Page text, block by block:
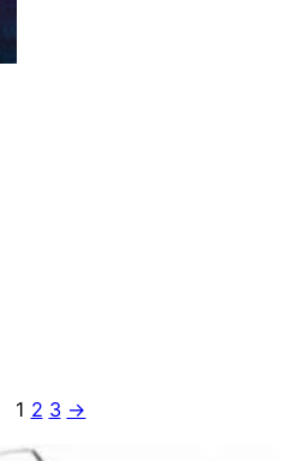
1 2 3 →